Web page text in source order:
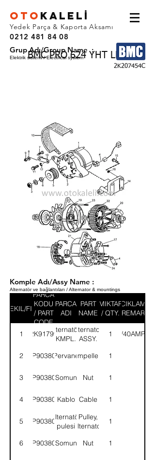
OTO KALEL İ
Yedek Parça & Kaporta Aksamı
0212 481 84 08
BMC PRO 624 YHT LDT
Grup Adı/Group Name :
Elektrik sistemi / Electrical system
2K207454C
Komple Adı/Assy Name :
Alternatör ve bağlantıları / Alternator & mountings
SEKIL/FIG
PARCA
KODU
/ PART
CODE
PARCA
ADI
PART
NAME
MIKTAR
/ QTY.
ACIKLAMA
/ REMARK
1 2K91799
Alternatör-
KMPL.
Alternator-
ASSY.
1
(A127/40AMP./
2 9P903802PervaneImpeller 1
3 9P903803Somun Nut 1
4 9P903804Kablo Cable 1
5 9P903805
Alternatör
pulesi
Pulley,
alternator
1
6 9P903803Somun Nut 1